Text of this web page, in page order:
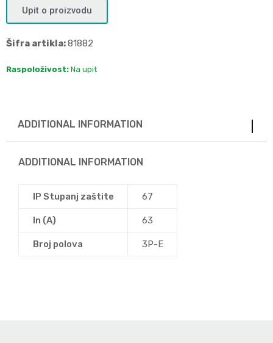
Upit o proizvodu
Šifra artikla:81882
Raspoloživost: Na upit
ADDITIONAL INFORMATION
ADDITIONAL INFORMATION
IP Stupanj zaštite 67
In (A) 63
Broj polova 3P-E